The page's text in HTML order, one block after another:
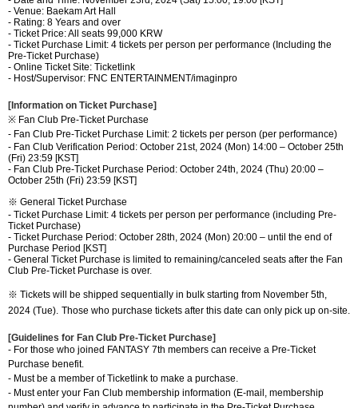
- Venue: Baekam Art Hall
- Rating: 8 Years and over
- Ticket Price: All seats 99,000 KRW
- Ticket Purchase Limit: 4 tickets per person per performance (Including the
Pre-Ticket Purchase)
- Online Ticket Site: Ticketlink
- Host/Supervisor: FNC ENTERTAINMENT/imaginpro
[Information on Ticket Purchase]
※ Fan Club Pre-Ticket Purchase
- Fan Club Pre-Ticket Purchase Limit: 2 tickets per person (per performance)
- Fan Club Verification Period: October 21st, 2024 (Mon) 14:00 – October 25th
(Fri) 23:59 [KST]
- Fan Club Pre-Ticket Purchase Period: October 24th, 2024 (Thu) 20:00 –
October 25th (Fri) 23:59 [KST]
※ General Ticket Purchase
- Ticket Purchase Limit: 4 tickets per person per performance (including Pre-
Ticket Purchase)
- Ticket Purchase Period: October 28th, 2024 (Mon) 20:00 – until the end of
Purchase Period [KST]
- General Ticket Purchase is limited to remaining/canceled seats after the Fan
Club Pre-Ticket Purchase is over.
※ Tickets will be shipped sequentially in bulk starting from November 5th,
2024 (Tue). Those who purchase tickets after this date can only pick up on-site.
[Guidelines for Fan Club Pre-Ticket Purchase]
- For those who joined FANTASY 7th members can receive a Pre-Ticket
Purchase benefit.
- Must be a member of Ticketlink to make a purchase.
- Must enter your Fan Club membership information (E-mail, membership